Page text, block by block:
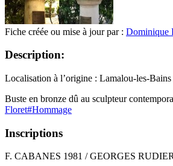
Fiche créée ou mise à jour par : Dominique
Description:
Localisation à l’origine : Lamalou-les-
Buste en bronze dû au sculpteur
Floret#Hommage
Inscriptions
F. CABANES 1981 / GEORGES